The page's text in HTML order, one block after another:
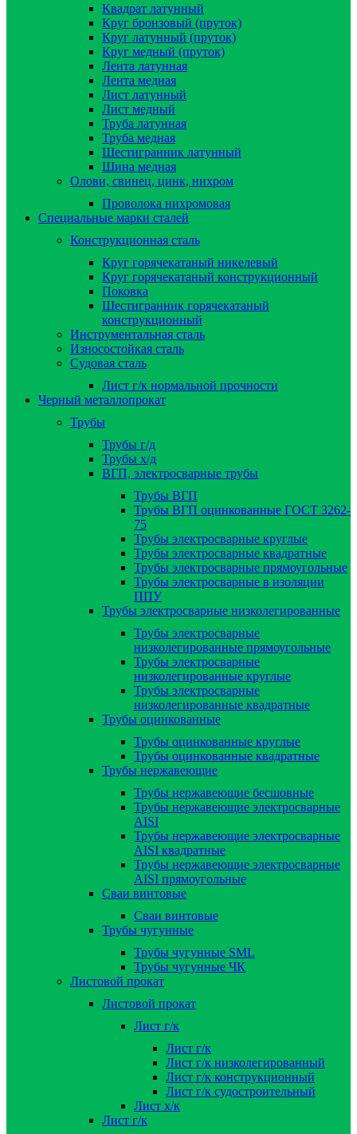
Квадрат латунный
Круг бронзовый (пруток)
Круг латунный (пруток)
Круг медный (пруток)
Лента латунная
Лента медная
Лист латунный
Лист медный
Труба латунная
Труба медная
Шестигранник латунный
Шина медная
Олови, свинец, цинк, нихром
Проволока нихромовая
Специальные марки сталей
Конструкционная сталь
Круг горячекатаный никелевый
Круг горячекатаный конструкционный
Поковка
Шестигранник горячекатаный
конструкционный
Инструментальная сталь
Износостойкая сталь
Судовая сталь
Лист г/к нормальной прочности
Черный металлопрокат
Трубы
Трубы г/д
Трубы х/д
ВГП, электросварные трубы
Трубы ВГП
Трубы ВГП оцинкованные ГОСТ 3262-
75
Трубы электросварные круглые
Трубы электросварные квадратные
Трубы электросварные прямоугольные
Трубы электросварные в изоляции
ППУ
Трубы электросварные низколегированные
Трубы электросварные
низколегированные прямоугольные
Трубы электросварные
низколегированные круглые
Трубы электросварные
низколегированные квадратные
Трубы оцинкованные
Трубы оцинкованные круглые
Трубы оцинкованные квадратные
Трубы нержавеющие
Трубы нержавеющие бесшовные
Трубы нержавеющие электросварные
AISI
Трубы нержавеющие электросварные
AISI квадратные
Трубы нержавеющие электросварные
AISI прямоугольные
Сваи винтовые
Сваи винтовые
Трубы чугунные
Трубы чугунные SML
Трубы чугунные ЧК
Листовой прокат
Листовой прокат
Лист г/к
Лист г/к
Лист г/к низколегированный
Лист г/к конструкционный
Лист г/к судостроительный
Лист х/к
Лист г/к